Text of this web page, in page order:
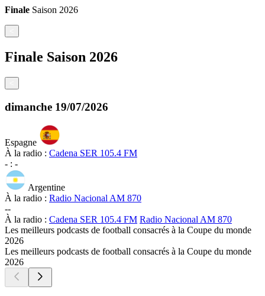
Finale Saison 2026
Finale Saison 2026
dimanche 19/07/2026
Espagne
À la radio : Cadena SER 105.4 FM
- : -
Argentine
À la radio : Radio Nacional AM 870
--
À la radio : Cadena SER 105.4 FM Radio Nacional AM 870
Les meilleurs podcasts de football consacrés à la Coupe du monde
2026
Les meilleurs podcasts de football consacrés à la Coupe du monde
2026